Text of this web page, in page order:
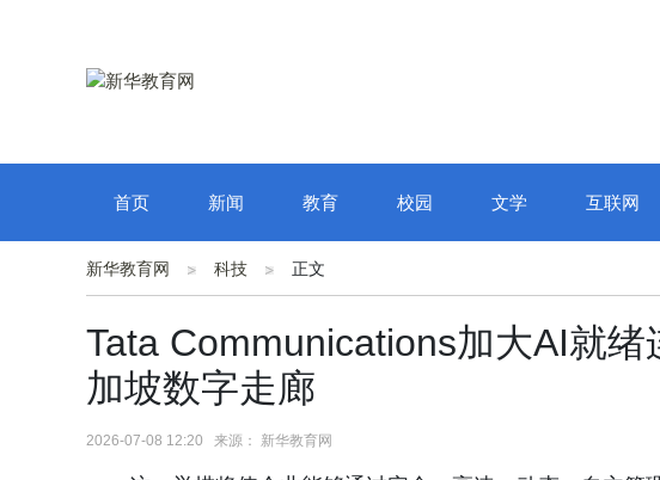
首页 新闻 教育 校园 文学 互联网
新华教育网 科技 正文
Tata Communications加大AI就
加坡数字走廊
2026-07-08 12:20 来源： 新华教育网